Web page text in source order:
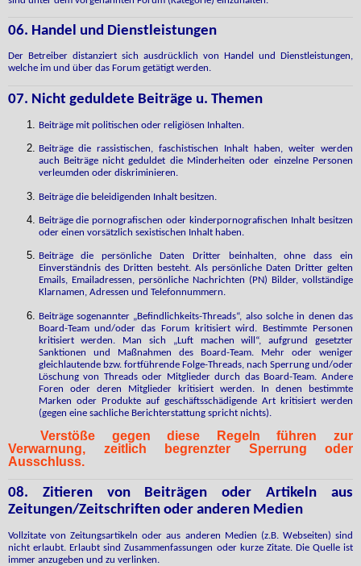
06. Handel und Dienstleistungen
Der Betreiber distanziert sich ausdrücklich von Handel und Dienstleistungen,
welche im und über das Forum getätigt werden.
07. Nicht geduldete Beiträge u. Themen
Beiträge mit politischen oder religiösen Inhalten.
Beiträge die rassistischen, faschistischen Inhalt haben, weiter werden
auch Beiträge nicht geduldet die Minderheiten oder einzelne Personen
verleumden oder diskriminieren.
Beiträge die beleidigenden Inhalt besitzen.
Beiträge die pornografischen oder kinderpornografischen Inhalt besitzen
oder einen vorsätzlich sexistischen Inhalt haben.
Beiträge die persönliche Daten Dritter beinhalten, ohne dass ein
Einverständnis des Dritten besteht. Als persönliche Daten Dritter gelten
Emails, Emailadressen, persönliche Nachrichten (PN) Bilder, vollständige
Klarnamen, Adressen und Telefonnummern.
Beiträge sogenannter „Befindlichkeits-Threads“, also solche in denen das
Board-Team und/oder das Forum kritisiert wird. Bestimmte Personen
kritisiert werden. Man sich „Luft machen will“, aufgrund gesetzter
Sanktionen und Maßnahmen des Board-Team. Mehr oder weniger
gleichlautende bzw. fortführende Folge-Threads, nach Sperrung und/oder
Löschung von Threads oder Mitglieder durch das Board-Team. Andere
Foren oder deren Mitglieder kritisiert werden. In denen bestimmte
Marken oder Produkte auf geschäftsschädigende Art kritisiert werden
(gegen eine sachliche Berichterstattung spricht nichts).
Verstöße gegen diese Regeln führen zur
Verwarnung, zeitlich begrenzter Sperrung oder
Ausschluss.
08. Zitieren von Beiträgen oder Artikeln aus
Zeitungen/Zeitschriften oder anderen Medien
Vollzitate von Zeitungsartikeln oder aus anderen Medien (z.B. Webseiten) sind
nicht erlaubt. Erlaubt sind Zusammenfassungen oder kurze Zitate. Die Quelle ist
immer anzugeben und zu verlinken.